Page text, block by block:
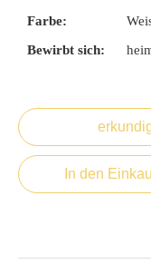
Farbe:
Bewirbt sich:
In den